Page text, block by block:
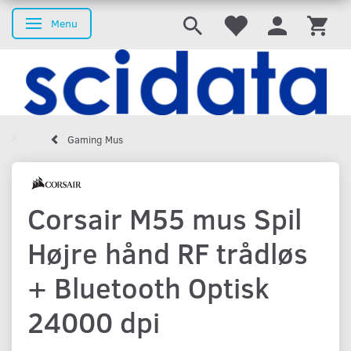
Skifte navigation
Menu
Gaming Mus
Corsair M55 mus Spil
Højre hånd RF trådløs
+ Bluetooth Optisk
24000 dpi